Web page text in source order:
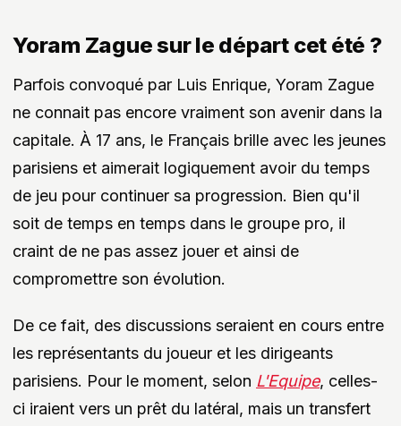
Yoram Zague sur le départ cet été ?
Parfois convoqué par Luis Enrique, Yoram Zague
ne connait pas encore vraiment son avenir dans la
capitale. À 17 ans, le Français brille avec les jeunes
parisiens et aimerait logiquement avoir du temps
de jeu pour continuer sa progression. Bien qu'il
soit de temps en temps dans le groupe pro, il
craint de ne pas assez jouer et ainsi de
compromettre son évolution.
De ce fait, des discussions seraient en cours entre
les représentants du joueur et les dirigeants
parisiens. Pour le moment, selon L'Equipe, celles-
ci iraient vers un prêt du latéral, mais un transfert